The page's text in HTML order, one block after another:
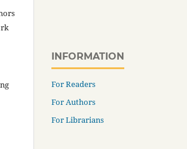
INFORMATION
For Readers
For Authors
For Librarians